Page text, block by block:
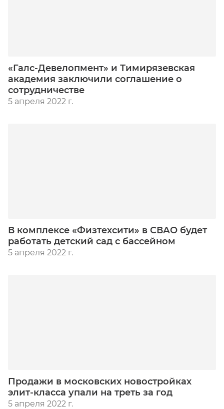
«Галс-Девелопмент» и Тимирязевская
академия заключили соглашение о
сотрудничестве
5 апреля 2022 г.
В комплексе «Физтехсити» в СВАО будет
работать детский сад с бассейном
5 апреля 2022 г.
Продажи в московских новостройках
элит-класса упали на треть за год
5 апреля 2022 г.